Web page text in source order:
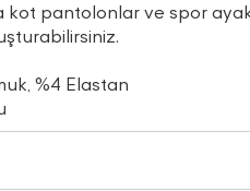
kot pantolonlar ve spor
%4 Elastan